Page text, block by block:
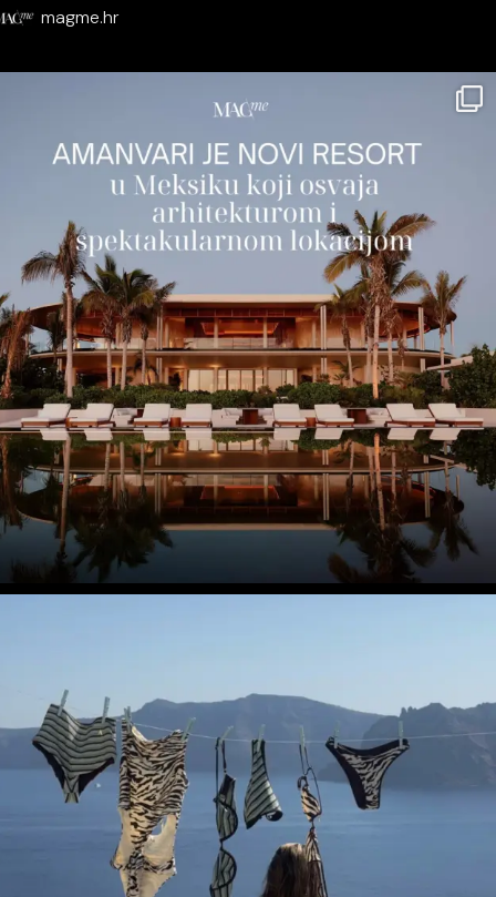
magme.hr